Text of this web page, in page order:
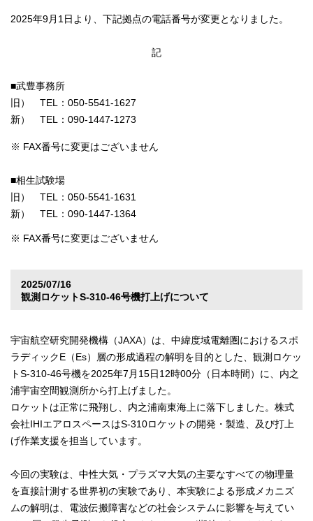
2025年9月1日より、下記拠点の電話番号が変更となりました。
記
■武豊事務所
旧） TEL：050-5541-1627
新） TEL：090-1447-1273
※ FAX番号に変更はございません
■相生試験場
旧） TEL：050-5541-1631
新） TEL：090-1447-1364
※ FAX番号に変更はございません
2025/07/16
観測ロケットS-310-46号機打上げについて
宇宙航空研究開発機構（JAXA）は、中緯度域電離圏におけるスポ
ラディックE（Es）層の形成過程の解明を目的とした、観測ロケッ
トS-310-46号機を2025年7月15日12時00分（日本時間）に、内之
浦宇宙空間観測所から打上げました。
ロケットは正常に飛翔し、内之浦南東海上に落下しました。株式
会社IHIエアロスペースはS-310ロケットの開発・製造、及び打上
げ作業支援を担当しています。
今回の実験は、中性大気・プラズマ大気の主要なすべての物理量
を直接計測する世界初の実験であり、本実験による形成メカニズ
ムの解明は、電波伝搬障害などの社会システムに影響を与えてい